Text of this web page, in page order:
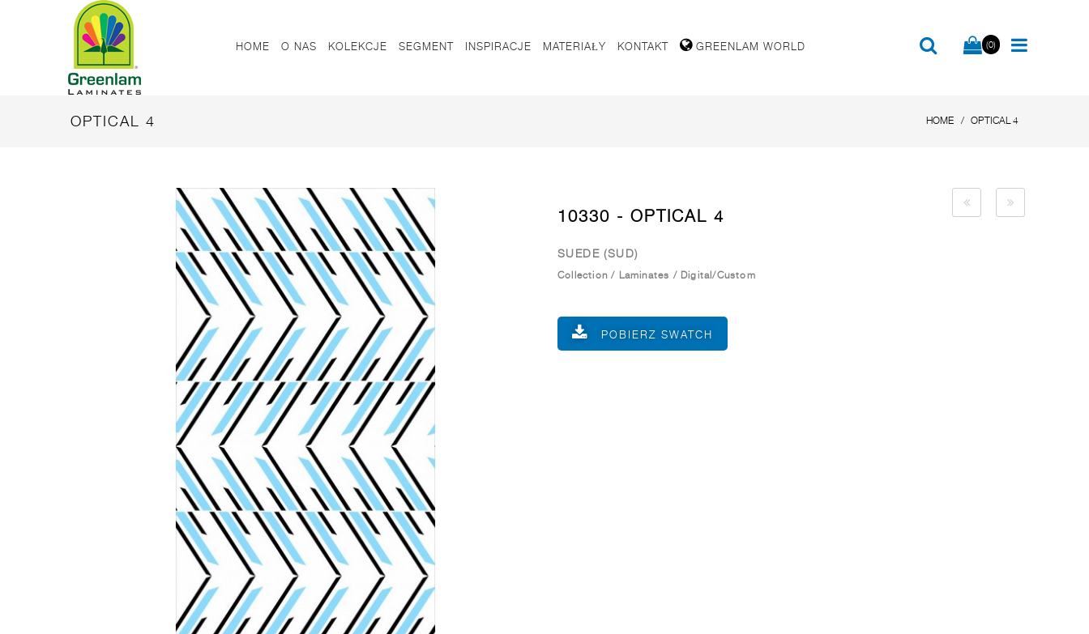
HOME O NAS KOLEKCJE SEGMENT INSPIRACJE MATERIAŁY KONTAKT GREENLAM WORLD (0)
OPTICAL 4 HOME OPTICAL 4
10330 - OPTICAL 4
SUEDE (SUD)
Collection / Laminates / Digital/Custom
POBIERZ SWATCH